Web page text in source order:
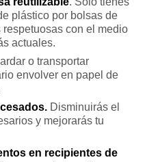
plástico por bolsas de
con el medio
actuales.
o transportar
envolver en papel de
Disminuirás el
y mejorarás tu
en recipientes de